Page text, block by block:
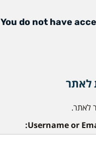
You do not have
לאתר
לאתר.
Username or